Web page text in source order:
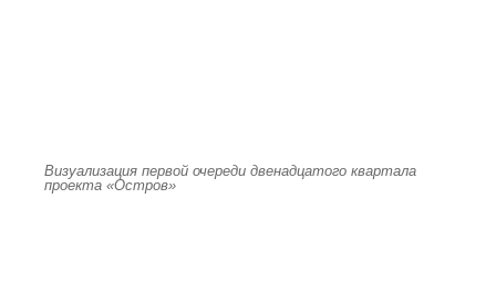
Визуализация первой очереди двенадцатого квартала
проекта «Остров»